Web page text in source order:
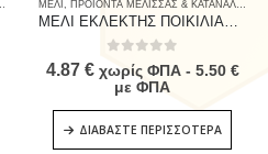
ΤΡΟΦΙΜΑ
ΜΕΛΙ ΠΡΟΙΟΝΤΑ ΜΕΛΙΣΣΑΣ & ΚΑΤΑΝΑΛΩΤΗ
out of 5
4.87 € χωρίς ΦΠΑ - 5.50 €
με ΦΠΑ
ΔΙΑΒΆΣΤΕ ΠΕΡΙΣΣΌΤΕΡΑ